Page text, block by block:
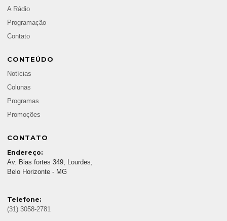
A Rádio
Programação
Contato
CONTEÚDO
Notícias
Colunas
Programas
Promoções
CONTATO
Endereço:
Av. Bias fortes 349, Lourdes,
Belo Horizonte - MG
Telefone:
(31) 3058-2781